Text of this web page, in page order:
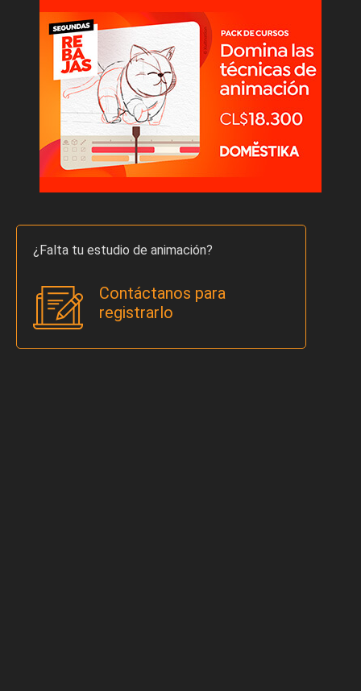
¿Falta tu estudio de animación?
Contáctanos para
registrarlo